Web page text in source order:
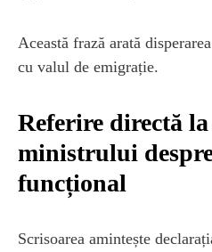
Această frază arată
cu valul de emigrație.
Referire directă
ministrului
funcțional
Scrisoarea amintește